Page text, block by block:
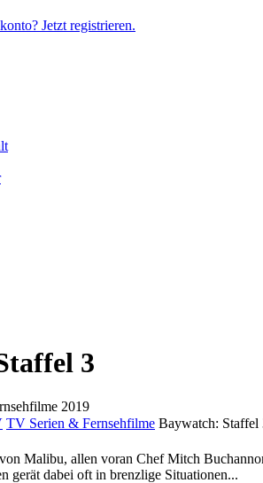
Jetzt registrieren.
3
2019
TV Serien & Fernsehfilme Baywatch: Staffel
Malibu, allen voran Chef Mitch
gerät dabei oft in brenzlige Situationen...